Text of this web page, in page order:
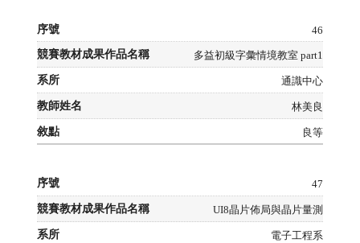
46
多益初級字彙情境教室 part1
通識中心
林美良
良等
47
UI8晶片佈局與晶片量測
電子工程系